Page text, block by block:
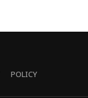
POLICY